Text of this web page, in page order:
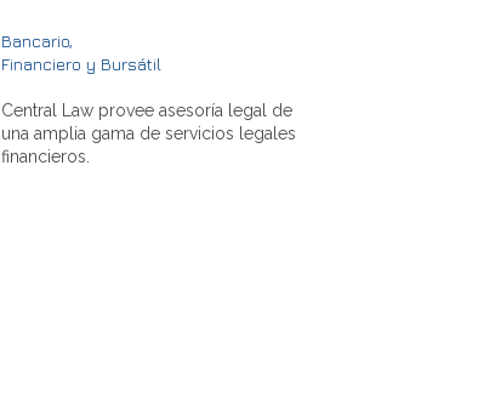
Bancario,
Financiero y Bursátil
Central Law provee asesoría legal de
una amplia gama de servicios legales
financieros.